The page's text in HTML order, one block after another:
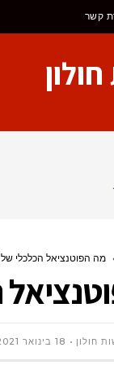
קשר
מה הפוטנציאל הכלכלי
חולון 18 בינואר 2021